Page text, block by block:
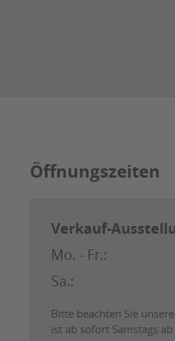
Öffnungszeiten
Verkauf-
Mo. - Fr.:
Sa.:
Bitte beachten Sie
ist ab sofort Samstags